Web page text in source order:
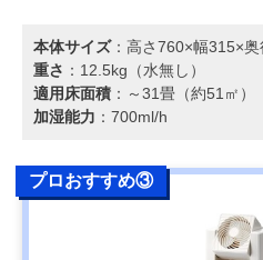
本体サイズ：高さ760×幅315×
重さ ：12.5kg（水無し）
適用床面積 ：～31畳（約51㎡）
加湿能力 ：700ml/h
プロおすすめ③